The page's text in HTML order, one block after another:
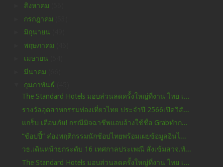
สิงหาคม
กรกฎาคม
มิถุนายน
พฤษภาคม
เมษายน
มีนาคม
กุมภาพันธ์
The Standard Hotels มอบส่วนลดครั้งใหญ่ที่งาน ไทย เ...
รางวัลอุตสาหกรรมท่องเที่ยวไทย ประจำปี 2566เปิดวิสั...
แกร็บ เตือนภัย! กรณีมิจฉาชีพแอบอ้างใช้ชื่อ Grabทำก...
“ช้อปปี้” ส่องพฤติกรรมนักช้อปไทยพร้อมเผยข้อมูลอินไ...
วธ.เดินหน้ายกระดับ 16 เทศกาลประเพณี สั่งเข้มสวจ.ทั...
The Standard Hotels มอบส่วนลดครั้งใหญ่ที่งาน ไทย เ...